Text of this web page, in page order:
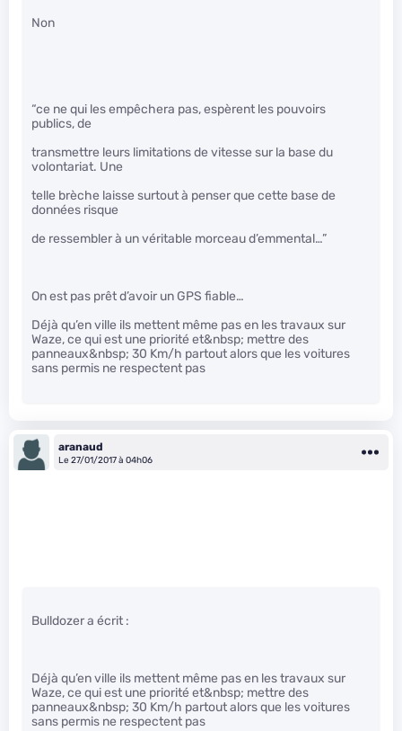
Non
“ce ne qui les empêchera pas, espèrent les pouvoirs
publics, de
transmettre leurs limitations de vitesse sur la base du
volontariat. Une
telle brèche laisse surtout à penser que cette base de
données risque
de ressembler à un véritable morceau d’emmental…”
On est pas prêt d’avoir un GPS fiable…
Déjà qu’en ville ils mettent même pas en les travaux sur
Waze, ce qui est une priorité et&nbsp; mettre des
panneaux&nbsp; 30 Km/h partout alors que les voitures
sans permis ne respectent pas
aranaud
Le 27/01/2017 à 04h06
Bulldozer a écrit :
Déjà qu’en ville ils mettent même pas en les travaux sur
Waze, ce qui est une priorité et&nbsp; mettre des
panneaux&nbsp; 30 Km/h partout alors que les voitures
sans permis ne respectent pas